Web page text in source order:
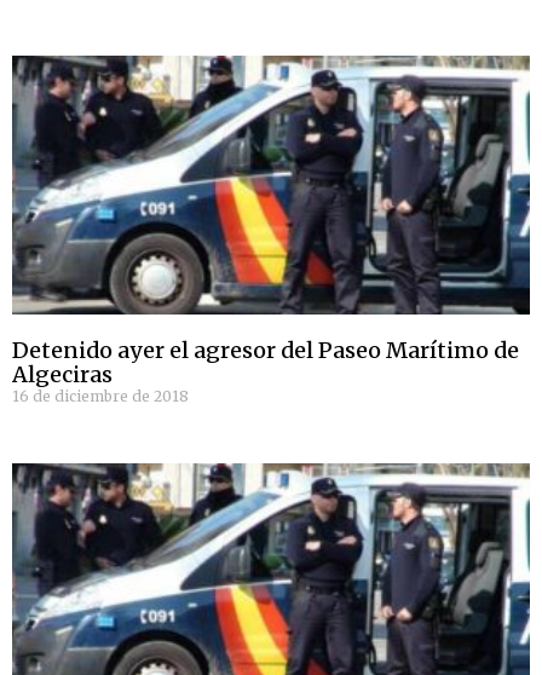
Detenido ayer el agresor del Paseo Marítimo de
Algeciras
16 de diciembre de 2018